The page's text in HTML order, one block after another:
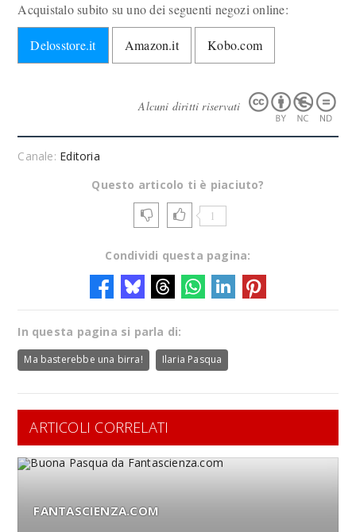
Acquistalo subito su uno dei seguenti negozi online:
Delosstore.it Amazon.it Kobo.com
Alcuni diritti riservati
Canale: Editoria
Questo articolo ti è piaciuto?
1
Condividi questa pagina:
In questa pagina si parla di:
Ma basterebbe una birra! Ilaria Pasqua
ARTICOLI CORRELATI
FANTASCIENZA.COM